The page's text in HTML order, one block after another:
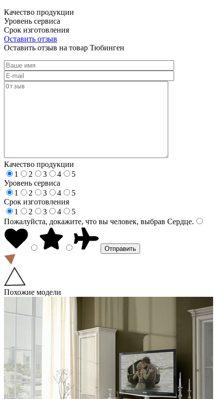
Качество продукции
Уровень сервиса
Срок изготовления
Оставить отзыв
Оставить отзыв на товар Тюбинген
Качество продукции
1
2 3 4
5
Уровень сервиса
1
2 3 4
5
Срок изготовления
1
2 3 4
5
Пожалуйста, докажите, что вы человек, выбрав Сердце.
Похожие модели